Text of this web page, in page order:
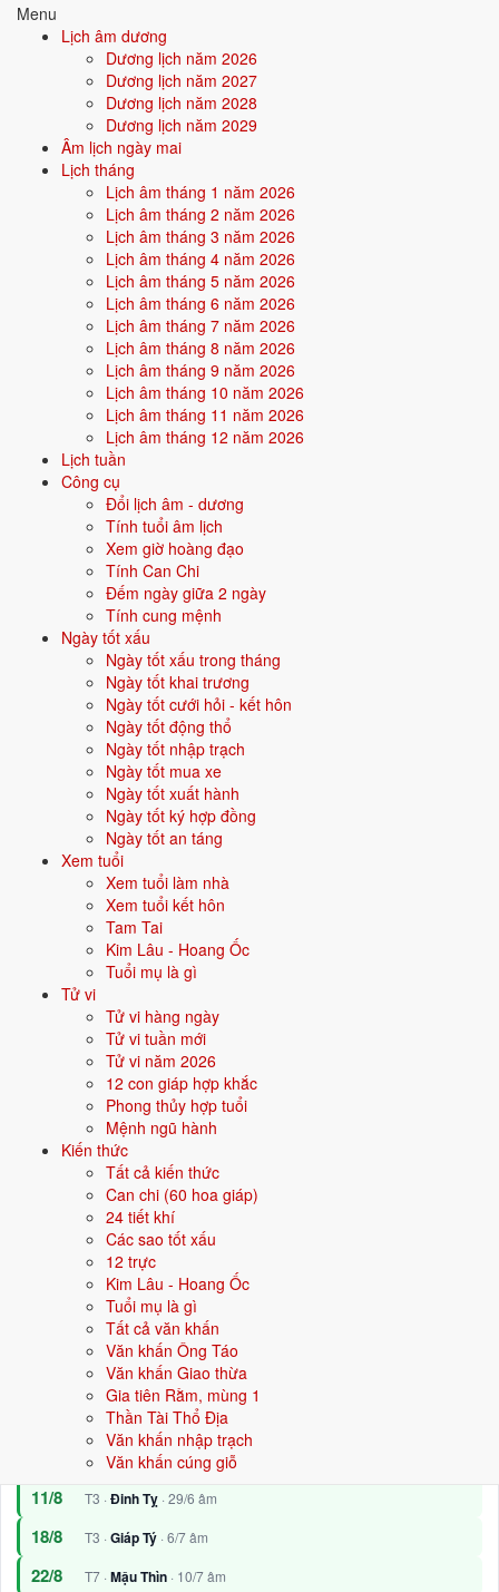
Menu
Lịch âm dương
Dương lịch năm 2026
Dương lịch năm 2027
Dương lịch năm 2028
Dương lịch năm 2029
Âm lịch ngày mai
Lịch tháng
Lịch âm tháng 1 năm 2026
Lịch âm tháng 2 năm 2026
Lịch âm tháng 3 năm 2026
Lịch âm tháng 4 năm 2026
Lịch âm tháng 5 năm 2026
Lịch âm tháng 6 năm 2026
Lịch âm tháng 7 năm 2026
Lịch âm tháng 8 năm 2026
Lịch âm tháng 9 năm 2026
Lịch âm tháng 10 năm 2026
Lịch âm tháng 11 năm 2026
Lịch âm tháng 12 năm 2026
Lịch tuần
Công cụ
Đổi lịch âm - dương
Tính tuổi âm lịch
Xem giờ hoàng đạo
Tính Can Chi
Đếm ngày giữa 2 ngày
Tính cung mệnh
Ngày tốt xấu
Ngày tốt xấu trong tháng
Ngày tốt khai trương
Ngày tốt cưới hỏi - kết hôn
Ngày tốt động thổ
Ngày tốt nhập trạch
Ngày tốt mua xe
Ngày tốt xuất hành
Ngày tốt ký hợp đồng
Ngày tốt an táng
Xem tuổi
Xem tuổi làm nhà
Xem tuổi kết hôn
Tam Tai
Kim Lâu - Hoang Ốc
Tuổi mụ là gì
Tử vi
Tử vi hàng ngày
Tử vi tuần mới
Tử vi năm 2026
12 con giáp hợp khắc
Phong thủy hợp tuổi
Mệnh ngũ hành
Kiến thức
Tất cả kiến thức
Can chi (60 hoa giáp)
24 tiết khí
Các sao tốt xấu
12 trực
Kim Lâu - Hoang Ốc
Tuổi mụ là gì
Tất cả văn khấn
Văn khấn Ông Táo
Văn khấn Giao thừa
Gia tiên Rằm, mùng 1
Thần Tài Thổ Địa
Văn khấn nhập trạch
Văn khấn cúng giỗ
1/9
T5 ·Bính Dần· 8/7 âm
T4 ·Mậu Ngọ· 30/6 âm
Xem ngày tốt cưới hỏi
Khai trương
Trong 30 ngày tới có 13 ngày tốt cho khai trương. Tốt nhất: 9/8, 11/8,
✅ NGÀY ĐẸP NHẤT
CN ·Ất Mão· 27/6 âm
T3 · Đinh Tỵ· 29/6 âm
CN · Nhâm Tuất · 4/7 âm
22/8 T7 ·Mậu Thìn
T5 ·Canh Thìn· 22/7 âm
⛔ NÊN TRÁNH
T3 ·Mậu Dần · 20/7 âm
T5 ·Bính Dần· 8/7 âm
T5 ·Quý Dậu · 15/7 âm
Xem ngày tốt khai trương
Động thổ
Trong 30 ngày tới có 14 ngày tốt cho động thổ. Tốt nhất: 9/8, 11/8, 16/8.
✅ NGÀY ĐẸP NHẤT
CN ·Ất Mão· 27/6 âm
T3 ·Đinh Tỵ· 29/6 âm
CN ·Nhâm Tuất · 4/7 âm
T7 ·Mậu Thìn· 10/7 âm
T6 ·Giáp Tuất· 16/7 âm
⛔ NÊN TRÁNH
T5 ·Bính Dần· 8/7 âm
T3 ·Mậu Dần· 20/7 âm
T6 ·Đinh Mão· 9/7 âm
Xem ngày tốt động thổ
Nhập trạch
Trong 30 ngày tới có 13 ngày tốt cho nhập trạch. Tốt nhất: 9/8, 11/8,
✅ NGÀY ĐẸP NHẤT
CN ·Ất Mão· 27/6 âm
11/8 T3 · Đinh Tỵ · 29/6 âm
18/8 T3 · Giáp Tý · 6/7 âm
22/8 T7 · Mậu Thìn · 10/7 âm